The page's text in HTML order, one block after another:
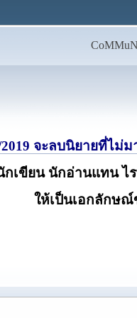
2019 จะลบนิยายที่ไม่
กเขียน นักอ่านแทน ไร
ให้เป็นเอกลักษณ์